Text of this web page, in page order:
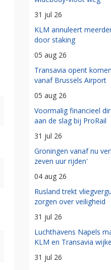
31 jul 26
KLM annuleert
door staking
05 aug 26
Transavia opent
vanaf Brussels Airport
05 aug 26
Voormalig financieel
aan de slag bij ProRail
31 jul 26
Groningen vanaf nu
zeven uur rijden'
04 aug 26
Rusland trekt
zorgen over veiligheid
31 jul 26
Luchthavens Napels
KLM en Transavia
31 jul 26